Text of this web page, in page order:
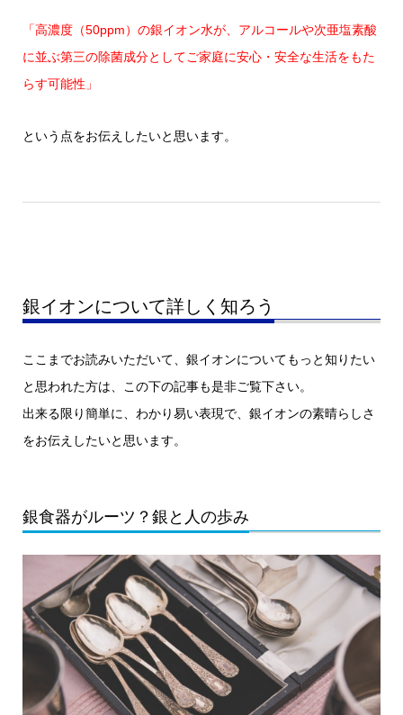
「高濃度（50ppm）の銀イオン水が、アルコールや次亜塩素酸
に並ぶ第三の除菌成分としてご家庭に安心・安全な生活をもた
らす可能性」
という点をお伝えしたいと思います。
銀イオンについて詳しく知ろう
ここまでお読みいただいて、銀イオンについてもっと知りたい
と思われた方は、この下の記事も是非ご覧下さい。
出来る限り簡単に、わかり易い表現で、銀イオンの素晴らしさ
をお伝えしたいと思います。
銀食器がルーツ？銀と人の歩み